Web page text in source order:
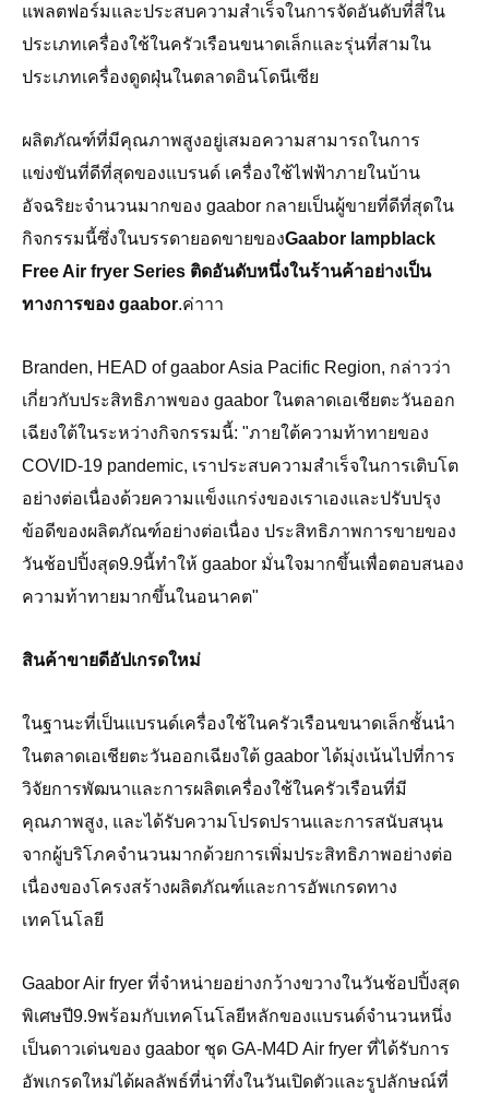
แพลตฟอร์มและประสบความสำเร็จในการจัดอันดับที่สี่ใน
ประเภทเครื่องใช้ในครัวเรือนขนาดเล็กและรุ่นที่สามใน
ประเภทเครื่องดูดฝุ่นในตลาดอินโดนีเซีย
ผลิตภัณฑ์ที่มีคุณภาพสูงอยู่เสมอความสามารถในการ
แข่งขันที่ดีที่สุดของแบรนด์ เครื่องใช้ไฟฟ้าภายในบ้าน
อัจฉริยะจำนวนมากของ gaabor กลายเป็นผู้ขายที่ดีที่สุดใน
กิจกรรมนี้ซึ่งในบรรดายอดขายของGaabor lampblack
Free Air fryer Series ติดอันดับหนึ่งในร้านค้าอย่างเป็น
ทางการของ gaabor.ค่าาา
Branden, HEAD of gaabor Asia Pacific Region, กล่าวว่า
เกี่ยวกับประสิทธิภาพของ gaabor ในตลาดเอเชียตะวันออก
เฉียงใต้ในระหว่างกิจกรรมนี้: "ภายใต้ความท้าทายของ
COVID-19 pandemic, เราประสบความสำเร็จในการเติบโต
อย่างต่อเนื่องด้วยความแข็งแกร่งของเราเองและปรับปรุง
ข้อดีของผลิตภัณฑ์อย่างต่อเนื่อง ประสิทธิภาพการขายของ
วันช้อปปิ้งสุด9.9นี้ทำให้ gaabor มั่นใจมากขึ้นเพื่อตอบสนอง
ความท้าทายมากขึ้นในอนาคต"
สินค้าขายดีอัปเกรดใหม่
ในฐานะที่เป็นแบรนด์เครื่องใช้ในครัวเรือนขนาดเล็กชั้นนำ
ในตลาดเอเชียตะวันออกเฉียงใต้ gaabor ได้มุ่งเน้นไปที่การ
วิจัยการพัฒนาและการผลิตเครื่องใช้ในครัวเรือนที่มี
คุณภาพสูง, และได้รับความโปรดปรานและการสนับสนุน
จากผู้บริโภคจำนวนมากด้วยการเพิ่มประสิทธิภาพอย่างต่อ
เนื่องของโครงสร้างผลิตภัณฑ์และการอัพเกรดทาง
เทคโนโลยี
Gaabor Air fryer ที่จำหน่ายอย่างกว้างขวางในวันช้อปปิ้งสุด
พิเศษปี9.9พร้อมกับเทคโนโลยีหลักของแบรนด์จำนวนหนึ่ง
เป็นดาวเด่นของ gaabor ชุด GA-M4D Air fryer ที่ได้รับการ
อัพเกรดใหม่ได้ผลลัพธ์ที่น่าทึ่งในวันเปิดตัวและรูปลักษณ์ที่